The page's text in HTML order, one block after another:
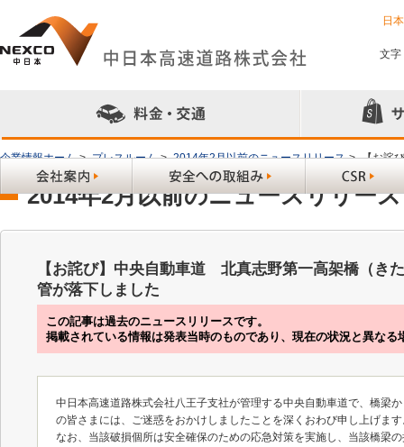
日
文字
企業情報ホーム > プレスルーム > 2014年2月以前のニュースリリース > 【お詫
2014年2月以前のニュースリリース
【お詫び】中央自動車道 北真志野第一高架橋（き
管が落下しました
この記事は過去のニュースリリースです。
掲載されている情報は発表当時のものであり、現在の状況と異なる
中日本高速道路株式会社八王子支社が管理する中央自動車道で、橋梁
の皆さまには、ご迷惑をおかけしましたことを深くおわび申し上げま
なお、当該破損個所は安全確保のための応急対策を実施し、当該橋梁